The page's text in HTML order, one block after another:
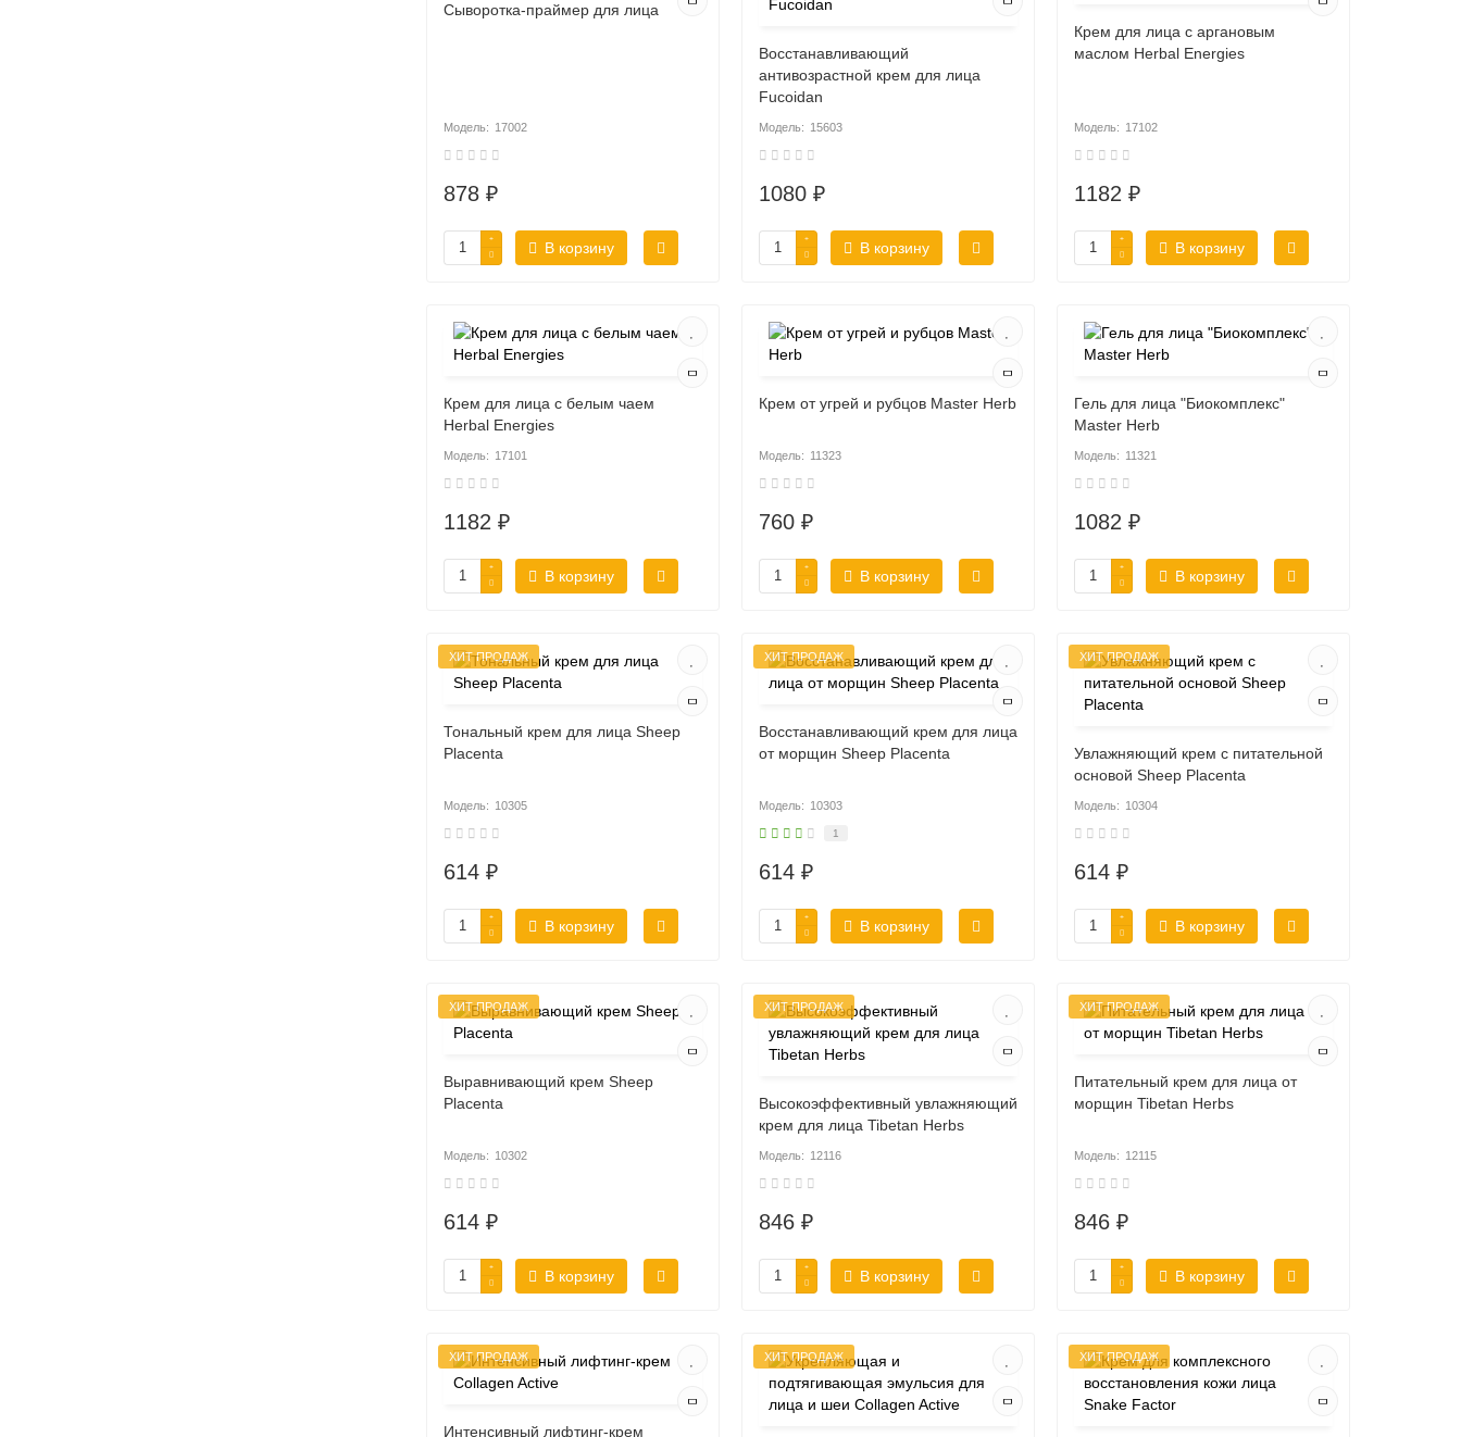
Сыворотка-праймер для лица
17002
878 ₽
В корзину
Восстанавливающий
антивозрастной крем для лица
Fucoidan
15603
1080 ₽
В корзину
Крем для лица c aргановым
маслом Herbal Energies
17102
1182 ₽
В корзину
Крем для лица с белым чаем
Herbal Energies
17101
1182 ₽
В корзину
Крем от угрей и рубцов Master Herb
11323
760 ₽
В корзину
Гель для лица "Биокомплекс"
Master Herb
11321
1082 ₽
В корзину
ХИТ ПРОДАЖ
Тональный крем для лица Sheep
Placenta
10305
614 ₽
В корзину
ХИТ ПРОДАЖ
Восстанавливающий крем для лица
от морщин Sheep Placenta
10303
1
614 ₽
В корзину
ХИТ ПРОДАЖ
Увлажняющий крем с питательной
основой Sheep Placenta
10304
614 ₽
В корзину
ХИТ ПРОДАЖ
Выравнивающий крем Sheep
Placenta
10302
614 ₽
В корзину
ХИТ ПРОДАЖ
Высокоэффективный увлажняющий
крем для лица Tibetan Herbs
12116
846 ₽
В корзину
ХИТ ПРОДАЖ
Питательный крем для лица от
морщин Tibetan Herbs
12115
846 ₽
В корзину
ХИТ ПРОДАЖ
Интенсивный лифтинг-крем
ХИТ ПРОДАЖ ХИТ ПРОДАЖ